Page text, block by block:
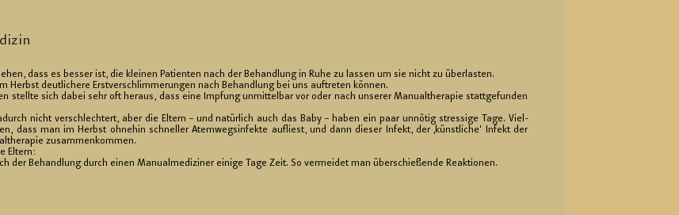
dass es bes­ser ist, die klei­nen Pa­ti­en­ten nach der Be­hand­lung in Ruhe zu las­sen um sie nicht zu über­las­ten.
Herbst deut­li­che­re Erst­ver­schlim­me­run­gen nach Be­hand­lung bei uns auf­tre­ten kön­nen.
stell­te sich dabei sehr oft her­aus, dass eine Imp­fung un­mit­tel­bar vor oder nach un­se­rer Ma­nu­althe­ra­pie statt­ge­fun­den
nicht ver­schlech­tert, aber die El­tern – und na­tür­lich auch das Baby – haben ein paar un­nö­tig stres­si­ge Tage. Viel­
dass man im Herbst oh­ne­hin schnel­ler Atem­weg­sin­fek­te auf­liest, und dann die­ser In­fekt, der ‚künst­li­che‘ In­fekt der
zu­sam­men­kom­men.
El­tern:
der Be­hand­lung durch einen Ma­nu­al­me­di­zi­ner ei­ni­ge Tage Zeit. So ver­mei­det man über­schie­ßen­de Re­ak­tio­nen.